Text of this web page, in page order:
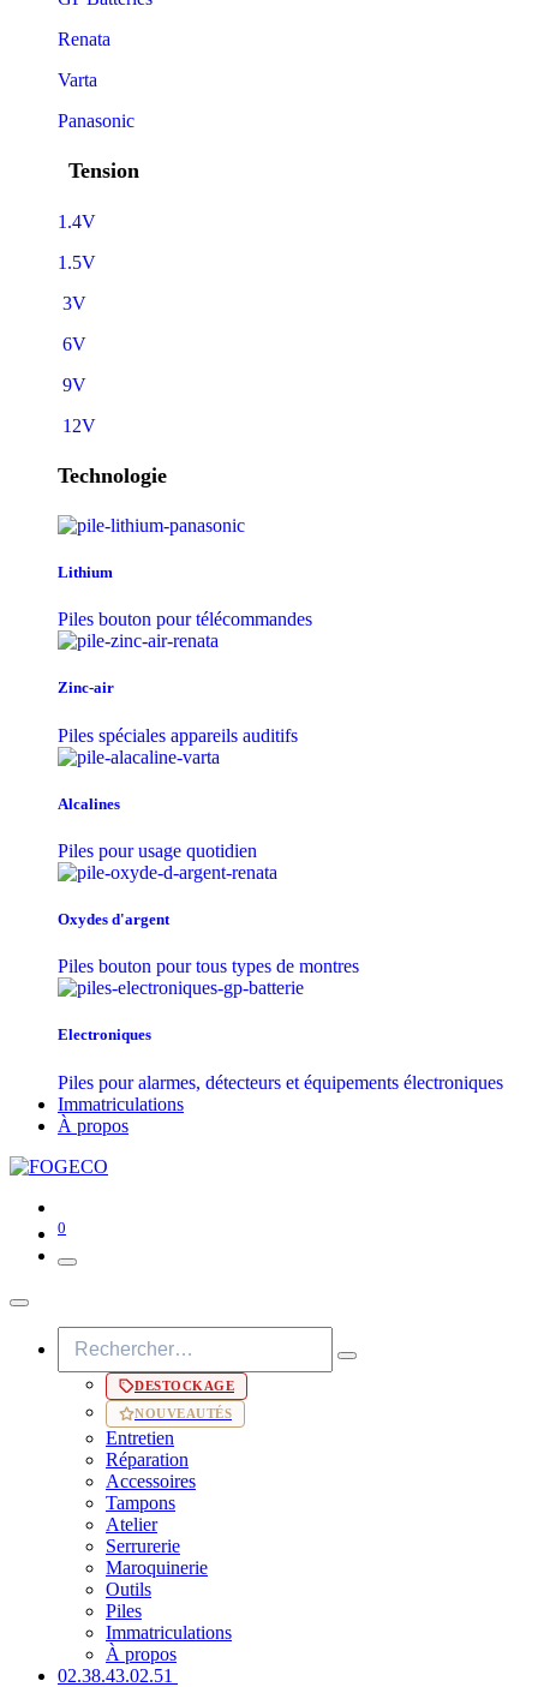
Renata
Varta
Panasonic
Tension
1.4V
1.5V
3V
6V
9V
12V
Technologie
Lithium
Piles bouton pour télécommandes
Zinc-air
Piles spéciales appareils auditifs
Alcalines
Piles pour usage quotidien
Oxydes d'argent
Piles bouton pour tous types de montres
Electroniques
Piles pour alarmes, détecteurs et équipements électroniques
Immatriculations
À propos
0
DESTOCKAGE
NOUVEAUTÉS
Entretien
Réparation
Accessoires
Tampons
Atelier
Serrurerie
Maroquinerie
Outils
Piles
Immatriculations
À propos
02.38.43​.02.51